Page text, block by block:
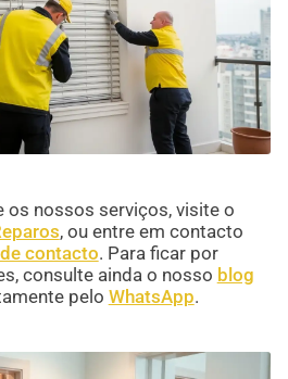
os nossos serviços, visite o
, ou entre em contacto
contacto. Para ficar por
consulte ainda o nosso blog
pelo WhatsApp.